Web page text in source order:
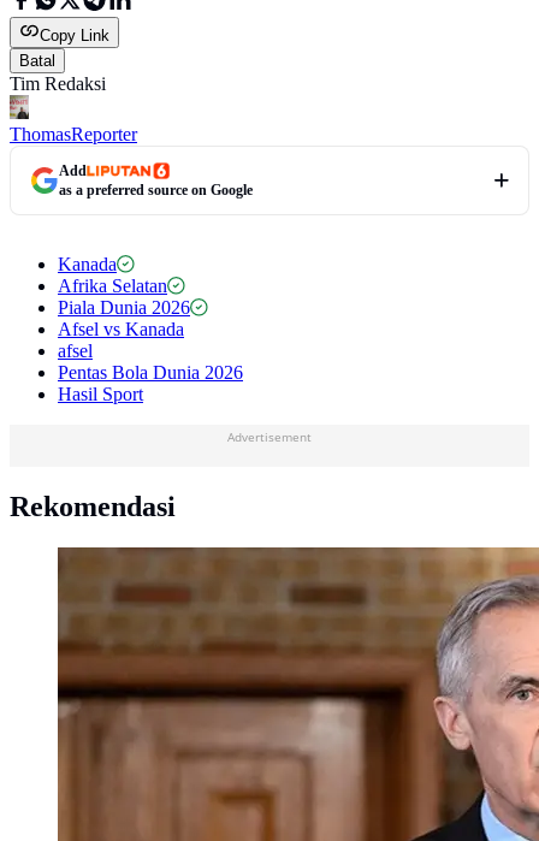
Copy Link
Batal
Tim Redaksi
ThomasReporter
Add
as a preferred source on Google
Kanada
Afrika Selatan
Piala Dunia 2026
Afsel vs Kanada
afsel
Pentas Bola Dunia 2026
Hasil Sport
Advertisement
Rekomendasi